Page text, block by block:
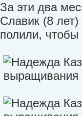
За эти два
Славик (8
полили,